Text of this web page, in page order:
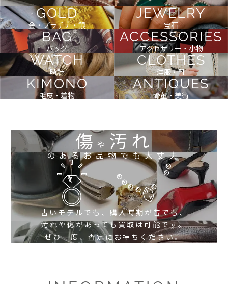
GOLD
金・プラチナ・銀
JEWELRY
宝石
BAG
バッグ
ACCESSORIES
アクセサリー・小物
WATCH
時計
CLOTHES
洋服・靴
KIMONO
毛皮・着物
ANTIQUES
骨董・美術
傷や 汚れ
のあるお品物でも大丈夫
古いモデルでも、購入時期が昔でも、
汚れや傷があっても買取は可能です。
ぜひ一度、査定にお持ちください。